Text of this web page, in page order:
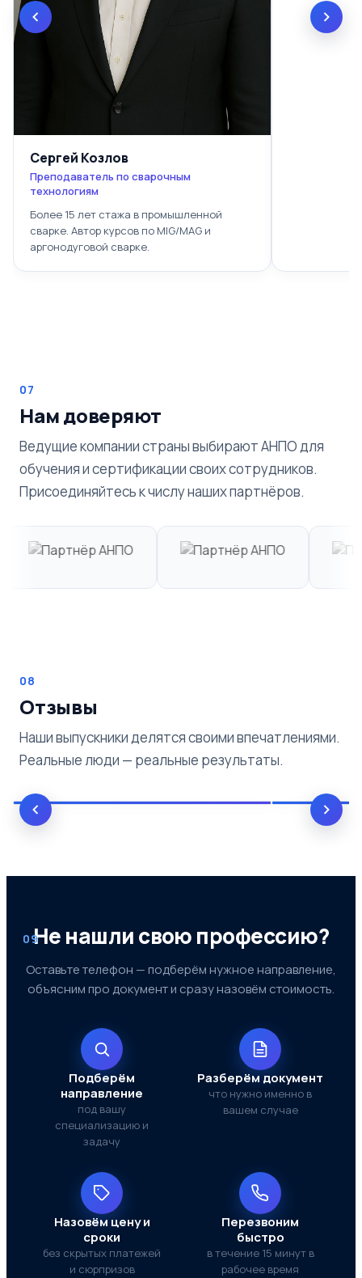
Сергей Козлов
Преподаватель по сварочным
технологиям
Более 15 лет стажа в промышленной
сварке. Автор курсов по MIG/MAG и
аргонодуговой сварке.
07
Нам доверяют
Ведущие компании страны выбирают АНПО для
обучения и сертификации своих сотрудников.
Присоединяйтесь к числу наших партнёров.
08
Отзывы
Наши выпускники делятся своими впечатлениями.
Реальные люди — реальные результаты.
09Не нашли свою профессию?
Оставьте телефон — подберём нужное направление,
объясним про документ и сразу назовём стоимость.
Подберём
направление
под вашу
специализацию и
задачу
Разберём документ
что нужно именно в
вашем случае
Назовём цену и
сроки
без скрытых платежей
и сюрпризов
Перезвоним
быстро
в течение 15 минут в
рабочее время